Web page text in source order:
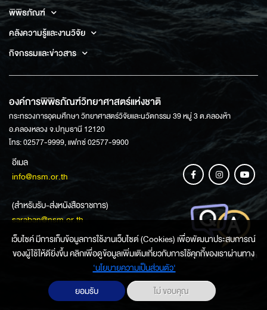
พิพิธภัณฑ์
คลังความรู้และงานวิจัย
กิจกรรมและข่าวสาร
องค์การพิพิธภัณฑ์วิทยาศาสตร์แห่งชาติ
กระทรวงการอุดมศึกษา วิทยาศาสตร์วิจัยและนวัตกรรม 39 หมู่ 3 ต.คลองห้า
อ.คลองหลวง จ.ปทุมธานี 12120
โทร: 02577-9999, แฟกซ์ 02577-9900
อีเมล
info@nsm.or.th
(สำหรับรับ-ส่งหนังสือราชการ)
saraban@nsm.or.th
ช่องทางการสอบถามข้อมูล
เว็บไซค์ มีการเก็บข้อมูลการใช้งานเว็บไซต์ (Cookies) เพื่อพัฒนาประสบการณ์
ของผู้ใช้ให้ดียิ่งขึ้น คลิกเพื่อดูข้อมูลเพิ่มเติมเกี่ยวกับการใช้คุกกี้ของเราผ่านทาง
‘นโยบายความเป็นส่วนตัว'
ยอมรับ
ไม่ ขอบคุณ